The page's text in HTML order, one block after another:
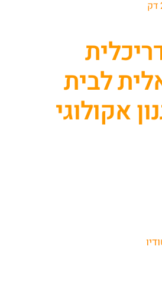
דק
לבית
אקולוגי